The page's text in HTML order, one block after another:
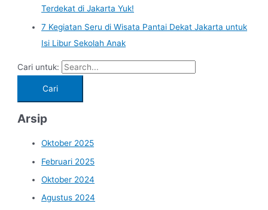
Terdekat di Jakarta Yuk!
7 Kegiatan Seru di Wisata Pantai Dekat Jakarta untuk
Isi Libur Sekolah Anak
Cari untuk:
Arsip
Oktober 2025
Februari 2025
Oktober 2024
Agustus 2024